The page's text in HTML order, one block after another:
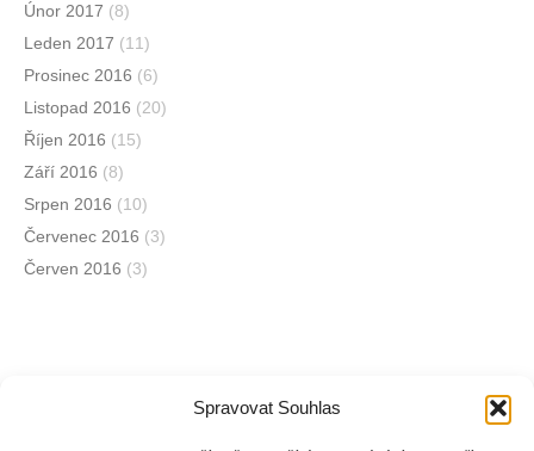
Spravovat Souhlas
Únor 2017 (8)
Leden 2017 (11)
Prosinec 2016 (6)
Listopad 2016 (20)
Říjen 2016 (15)
Září 2016 (8)
Srpen 2016 (10)
Červenec 2016 (3)
Červen 2016 (3)